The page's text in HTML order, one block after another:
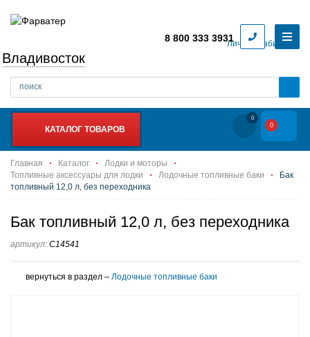
Личный кабинет
Владивосток
8 800 333 3931
КАТАЛОГ ТОВАРОВ
0
0
Главная Каталог
Лодки и моторы
Топливные аксессуары для лодки
Лодочные топливные баки
Бак
топливный 12,0 л, без переходника
Бак топливный 12,0 л, без переходника
артикул: C14541
вернуться в раздел – Лодочные топливные баки